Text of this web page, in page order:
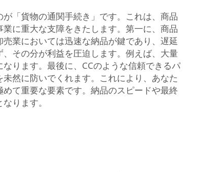
「貨物の通関手続き」です。これは、商品
に重大な支障をきたします。第一に、商品
業においては迅速な納品が鍵であり、遅延
その分が利益を圧迫します。例えば、大量
ります。最後に、CCのような信頼できるパ
然に防いでくれます。これにより、あなた
て重要な要素です。納品のスピードや最終
ります。